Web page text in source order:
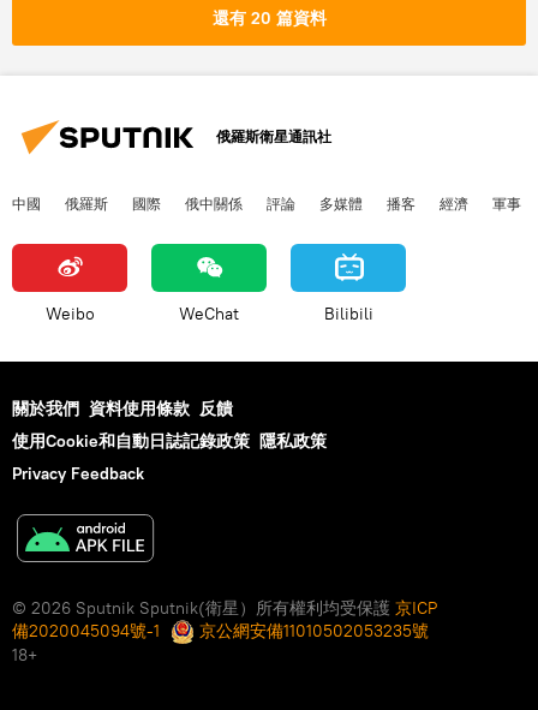
還有 20 篇資料
俄羅斯衛星通訊社
中國 俄羅斯 國際 俄中關係 評論 多媒體 播客 經濟 軍事
Weibo WeChat Bilibili
關於我們 資料使用條款 反饋
使用Cookie和自動日誌記錄政策 隱私政策
Privacy Feedback
© 2026 Sputnik Sputnik(衛星）所有權利均受保護 京ICP
備2020045094號-1
京公網安備11010502053235號
18+